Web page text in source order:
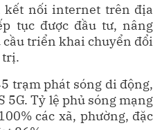
kết nối internet trên địa
tục được đầu tư, nâng
cầu triển khai chuyển đổi
trị.
trạm phát sóng di động,
5G. Tỷ lệ phủ sóng mạng
các xã, phường, đặc